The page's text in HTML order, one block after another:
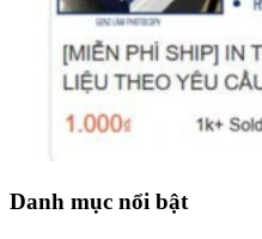
Danh mục nổi bật